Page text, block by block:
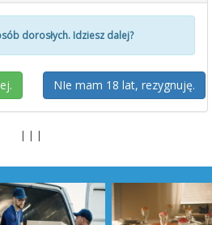
dorosłych. Idziesz dalej?
| | |